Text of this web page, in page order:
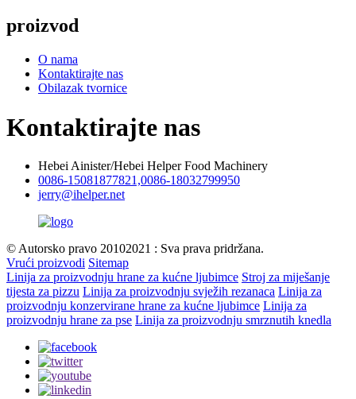
proizvod
O nama
Kontaktirajte nas
Obilazak tvornice
Kontaktirajte nas
Hebei Ainister/Hebei Helper Food Machinery
0086-15081877821,0086-18032799950
jerry@ihelper.net
© Autorsko pravo 20102021 : Sva prava pridržana.
Vrući proizvodi Sitemap
Linija za proizvodnju hrane za kućne ljubimce Stroj za miješanje
tijesta za pizzu Linija za proizvodnju svježih rezanaca Linija za
proizvodnju konzervirane hrane za kućne ljubimce Linija za
proizvodnju hrane za pse Linija za proizvodnju smrznutih knedla